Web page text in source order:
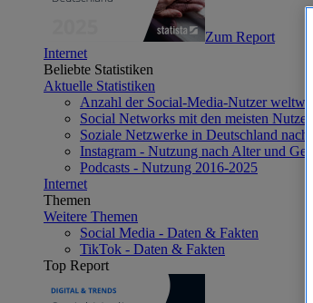
Zum Report
Internet
Beliebte Statistiken
Aktuelle Statistiken
Anzahl der Social-Media-Nutzer
Social Networks mit den meisten
Soziale Netzwerke in Deutschland nach
Instagram - Nutzung nach Alter und
Podcasts - Nutzung 2016-2025
Internet
Themen
Weitere Themen
Social Media - Daten & Fakten
TikTok - Daten & Fakten
Top Report